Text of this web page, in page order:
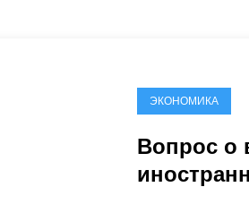
ЭКОНОМИКА
Вопрос о